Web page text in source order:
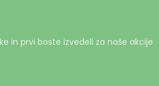
in prvi boste izvedeli za naše akcije